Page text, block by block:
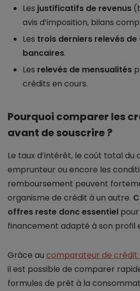
Les justificatifs de revenus
avis d’imposition, bilans
Les trois derniers relevés
bancaires.
Les relevés de mensualités
crédits en cours.
Pourquoi comparer les
avant de souscrire ?
Le taux d’intérêt, le coût total du
emprunteur ou encore les
remboursement peuvent
organisme de crédit à un autre.
offres reste donc essentiel
financement adapté à son profil
Grâce au comparateur de crédit
il est possible de comparer
formules de prêt à la